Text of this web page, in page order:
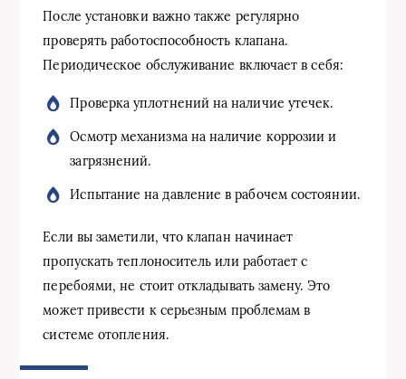
После установки важно также регулярно
проверять работоспособность клапана.
Периодическое обслуживание включает в себя:
Проверка уплотнений на наличие утечек.
Осмотр механизма на наличие коррозии и
загрязнений.
Испытание на давление в рабочем состоянии.
Если вы заметили, что клапан начинает
пропускать теплоноситель или работает с
перебоями, не стоит откладывать замену. Это
может привести к серьезным проблемам в
системе отопления.